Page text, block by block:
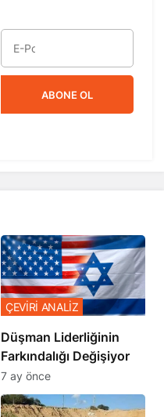
ABONE OL
Düşman Liderliğinin
Farkındalığı Değişiyor
ÇEVİRİ ANALİZ
7 ay önce